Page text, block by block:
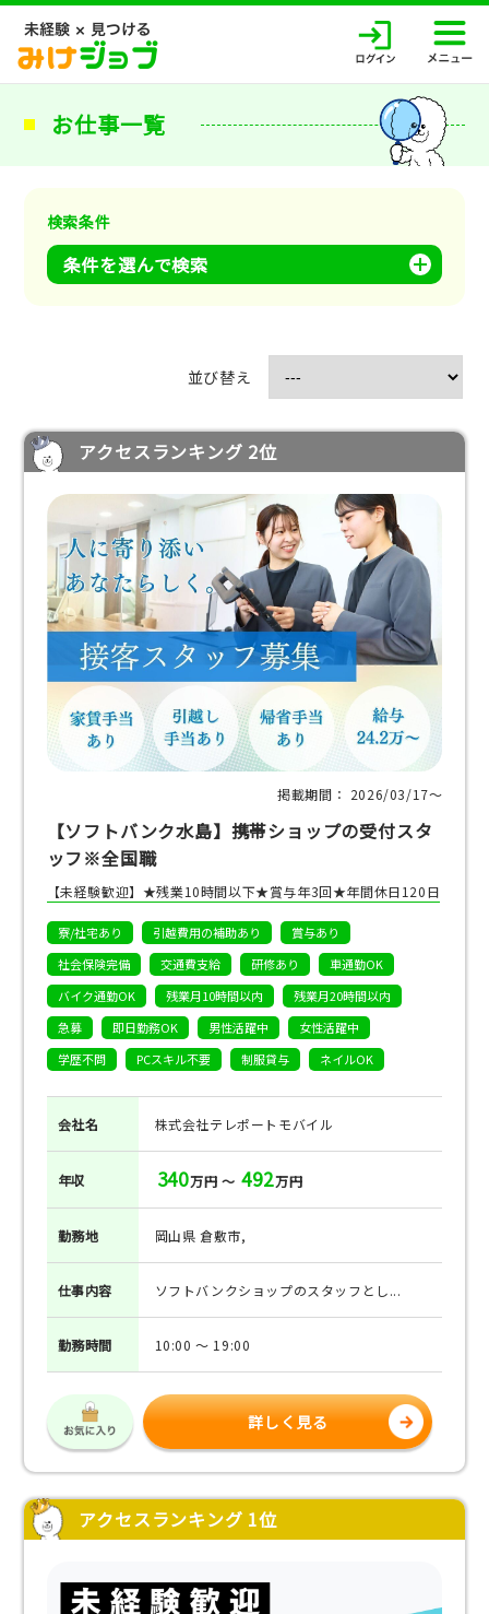
お仕事一覧
検索条件
条件を選んで検索
並び替え
アクセスランキング 2位
掲載期間： 2026/03/17〜
【ソフトバンク水島】携帯ショップの受付スタ
ッフ※全国職
【未経験歓迎】★残業10時間以下★賞与年3回★年間休日120日
寮/社宅あり 引越費用の補助あり
賞与あり
社会保険完備
交通費支給 研修あり
車通勤OK
バイク通勤OK
残業月10時間以内
残業月20時間以内
急募
即日勤務OK 男性活躍中
女性活躍中
学歴不問
PCスキル不要 制服貸与 ネイルOK
会社名 株式会社テレポートモバイル
年収 340万円 ～ 492万円
勤務地 岡山県 倉敷市,
仕事内容 ソフトバンクショップのスタッフとし...
勤務時間 10:00 ～ 19:00
詳しく見る
アクセスランキング 1位